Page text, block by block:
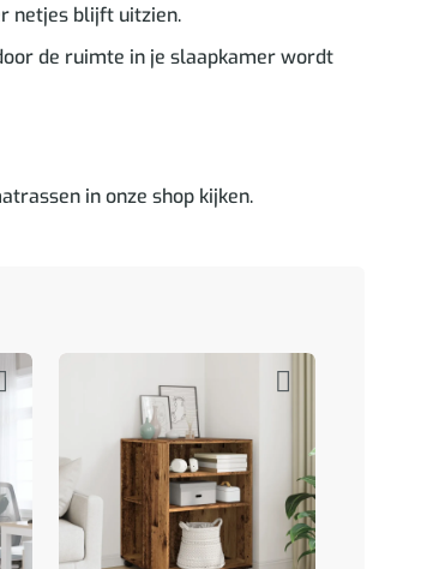
netjes blijft uitzien.
de ruimte in je slaapkamer wordt
in onze shop kijken.